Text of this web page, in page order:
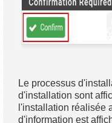
Le processus
d'installation sont
l'installation réalisée
d'information est